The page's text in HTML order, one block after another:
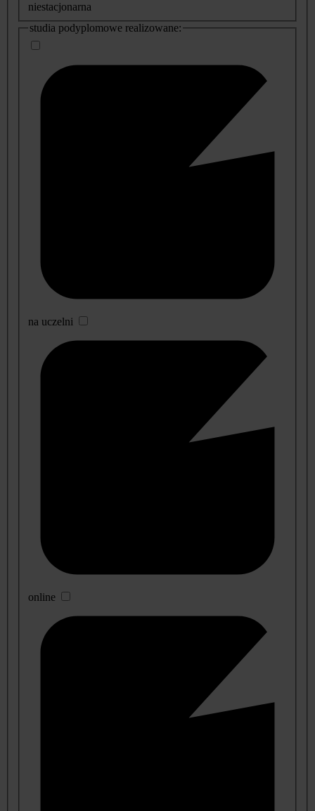
niestacjonarna
studia podyplomowe realizowane:
na uczelni
online